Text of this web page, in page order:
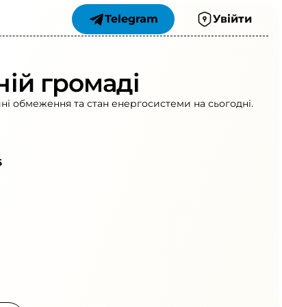
Telegram Увійти
громаді
обмеження та стан енергосистеми на сьогодні.